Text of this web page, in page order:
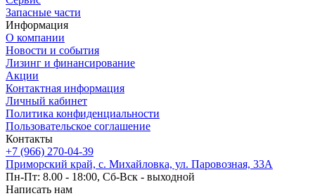
Запасные части
Информация
О компании
Новости и события
Лизинг и финансирование
Акции
Контактная информация
Личный кабинет
Политика конфиденциальности
Пользовательское соглашение
Контакты
+7 (966) 270-04-39
Приморский край, с. Михайловка, ул. Паровозная, 33А
Пн-Пт: 8.00 - 18:00, Сб-Вск - выходной
Написать нам